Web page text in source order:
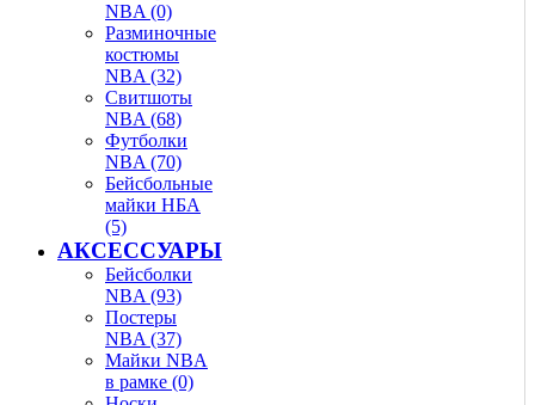
NBA (0)
Разминочные
костюмы
NBA (32)
Свитшоты
NBA (68)
Футболки
NBA (70)
Бейсбольные
майки НБА
(5)
АКСЕССУАРЫ
Бейсболки
NBA (93)
Постеры
NBA (37)
Майки NBA
в рамке (0)